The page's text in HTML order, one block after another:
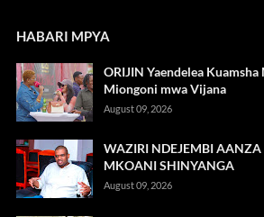
HABARI MPYA
ORIJIN Yaendelea Kuamsha
Miongoni mwa Vijana
August 09, 2026
WAZIRI NDEJEMBI
MKOANI SHINYANGA
August 09, 2026